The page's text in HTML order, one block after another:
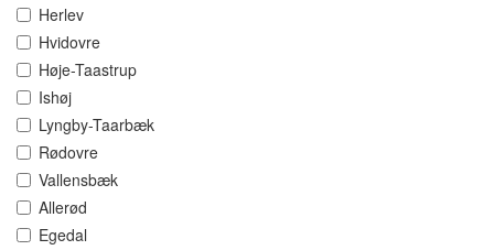
Herlev
Hvidovre
Høje-Taastrup
Ishøj
Lyngby-Taarbæk
Rødovre
Vallensbæk
Allerød
Egedal